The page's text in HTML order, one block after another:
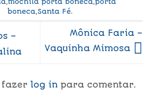
boneca,Santa Fé.
–
Mônica Faria –
Vaquinha Mimosa
fazer log in para comentar.